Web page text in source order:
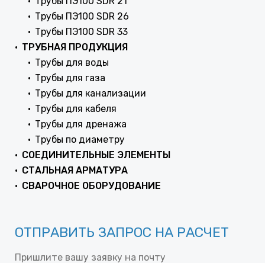
Трубы ПЭ100 SDR 26
Трубы ПЭ100 SDR 33
ТРУБНАЯ ПРОДУКЦИЯ
Трубы для воды
Трубы для газа
Трубы для канализации
Трубы для кабеля
Трубы для дренажа
Трубы по диаметру
СОЕДИНИТЕЛЬНЫЕ ЭЛЕМЕНТЫ
СТАЛЬНАЯ АРМАТУРА
СВАРОЧНОЕ ОБОРУДОВАНИЕ
ОТПРАВИТЬ ЗАПРОС НА РАСЧЕТ
Пришлите вашу заявку на почту